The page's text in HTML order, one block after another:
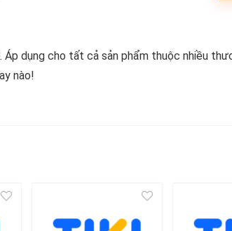
dụng cho tất cả sản phẩm thuộc nhiều
nào!